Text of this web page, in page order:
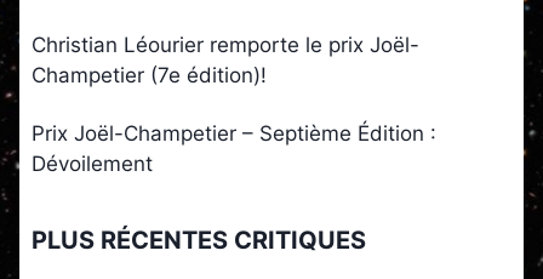
Christian Léourier remporte le prix Joël-
Champetier (7e édition)!
Prix Joël-Champetier – Septième Édition :
Dévoilement
PLUS RÉCENTES CRITIQUES